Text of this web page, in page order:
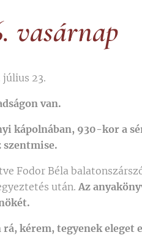
vasárnap
július 23.
van.
kápolnában, 930-kor a
szentmise.
Fodor Béla
után.Az
kérem, tegyenek eleget